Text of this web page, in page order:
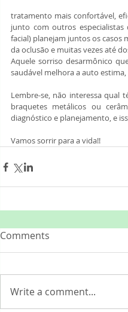
tratamento mais confortável,
junto com outros
facial) planejam juntos os casos
da oclusão e muitas vezes até
Aquele sorriso desarmônico
saudável melhora a auto
Lembre-se, não interessa qual
braquetes metálicos ou
diagnóstico e planejamento, e
Vamos sorrir para a vida!!
Comments
Write a comment...